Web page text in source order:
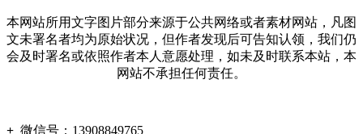
本网站所用文字图片部分来源于公共网络或者素材网站，凡图
文未署名者均为原始状况，但作者发现后可告知认领，我们仍
会及时署名或依照作者本人意愿处理，如未及时联系本站，本
网站不承担任何责任。
+ 微信号： 13908849765